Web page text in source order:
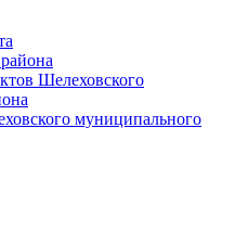
Шелеховского
муниципального